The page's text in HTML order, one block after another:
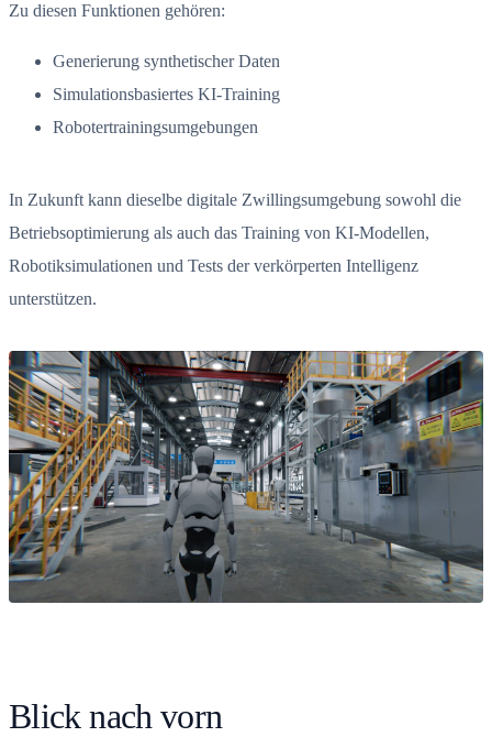
Zu diesen Funktionen gehören:
Generierung synthetischer Daten
Simulationsbasiertes KI-Training
Robotertrainingsumgebungen
In Zukunft kann dieselbe digitale Zwillingsumgebung sowohl die
Betriebsoptimierung als auch das Training von KI-Modellen,
Robotiksimulationen und Tests der verkörperten Intelligenz
unterstützen.
Blick nach vorn